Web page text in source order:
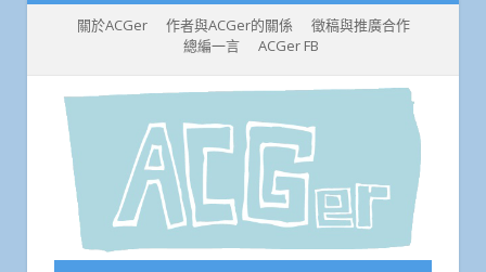
關於ACGer 作者與ACGer的關係
徵稿與推廣合作
總編一言
ACGer FB